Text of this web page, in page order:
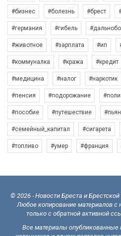
#бизнес #болезнь #брест
#германия #гибель
#животное #зарплата #ип
#коммуналка #кража #кредит
#медицина #налог #наркотик
#пенсия #подорожание
#пособие #путешествие
#семейный_капитал #сигарета
#топливо #умер #франция
© 2026 - Новости Бреста и
Любое копирование материалов с
только с обратной активной
Все материалы опубликованные